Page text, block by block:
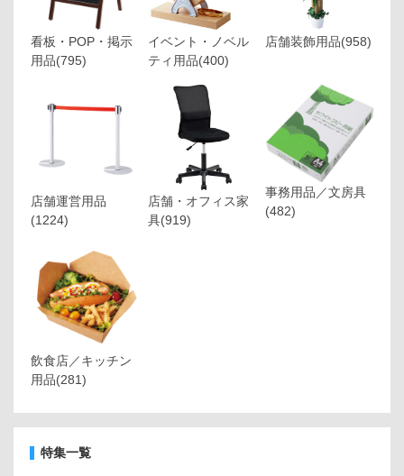
看板・POP・掲示
用品(795)
イベント・ノベル
ティ用品(400)
店舗装飾用品(958)
店舗運営用品
(1224)
店舗・オフィス家
具(919)
事務用品／文房具
(482)
飲食店／キッチン
用品(281)
特集一覧